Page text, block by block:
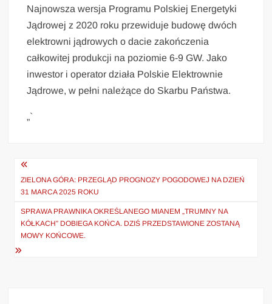
Najnowsza wersja Programu Polskiej Energetyki
Jądrowej z 2020 roku przewiduje budowę dwóch
elektrowni jądrowych o dacie zakończenia
całkowitej produkcji na poziomie 6-9 GW. Jako
inwestor i operator działa Polskie Elektrownie
Jądrowe, w pełni należące do Skarbu Państwa.
„`
Nawigacja
wpisu
ZIELONA GÓRA: PRZEGLĄD PROGNOZY POGODOWEJ NA DZIEŃ
31 MARCA 2025 ROKU
SPRAWA PRAWNIKA OKREŚLANEGO MIANEM „TRUMNY NA
KÓŁKACH” DOBIEGA KOŃCA. DZIŚ PRZEDSTAWIONE ZOSTANĄ
MOWY KOŃCOWE.